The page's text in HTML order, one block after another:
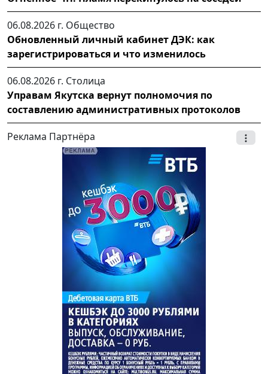
06.08.2026 г. Общество
Обновленный личный кабинет ДЭК: как
зарегистрироваться и что изменилось
06.08.2026 г. Столица
Управам Якутска вернут полномочия по
составлению административных протоколов
Реклама Партнёра